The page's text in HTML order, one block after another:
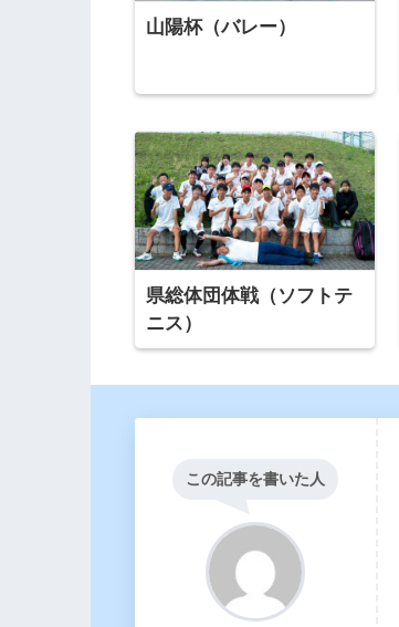
山陽杯（バレー）
県総体団体戦（ソフトテ
ニス）
この記事を書いた人